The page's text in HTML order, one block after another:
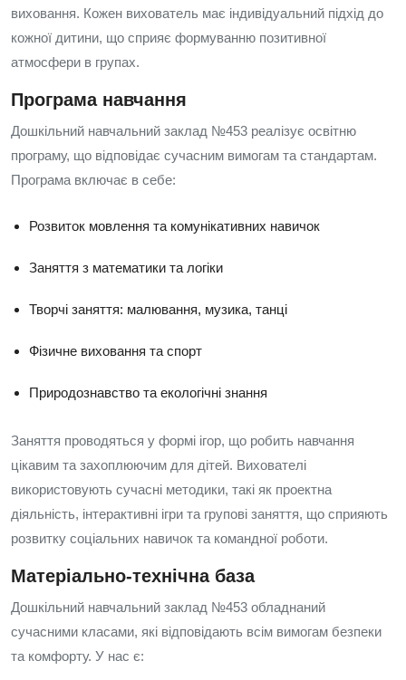
виховання. Кожен вихователь має індивідуальний підхід до
кожної дитини, що сприяє формуванню позитивної
атмосфери в групах.
Програма навчання
Дошкільний навчальний заклад №453 реалізує освітню
програму, що відповідає сучасним вимогам та стандартам.
Програма включає в себе:
Розвиток мовлення та комунікативних навичок
Заняття з математики та логіки
Творчі заняття: малювання, музика, танці
Фізичне виховання та спорт
Природознавство та екологічні знання
Заняття проводяться у формі ігор, що робить навчання
цікавим та захоплюючим для дітей. Вихователі
використовують сучасні методики, такі як проектна
діяльність, інтерактивні ігри та групові заняття, що сприяють
розвитку соціальних навичок та командної роботи.
Матеріально-технічна база
Дошкільний навчальний заклад №453 обладнаний
сучасними класами, які відповідають всім вимогам безпеки
та комфорту. У нас є: